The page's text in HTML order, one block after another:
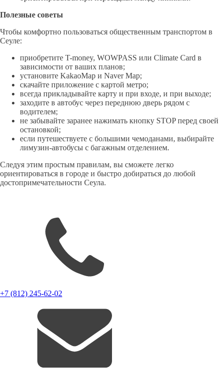
Полезные советы
Чтобы комфортно пользоваться общественным транспортом в
Сеуле:
приобретите T-money, WOWPASS или Climate Card в
зависимости от ваших планов;
установите KakaoMap и Naver Map;
скачайте приложение с картой метро;
всегда прикладывайте карту и при входе, и при выходе;
заходите в автобус через переднюю дверь рядом с
водителем;
не забывайте заранее нажимать кнопку STOP перед своей
остановкой;
если путешествуете с большими чемоданами, выбирайте
лимузин-автобусы с багажным отделением.
Следуя этим простым правилам, вы сможете легко
ориентироваться в городе и быстро добираться до любой
достопримечательности Сеула.
+7 (812) 245-62-02